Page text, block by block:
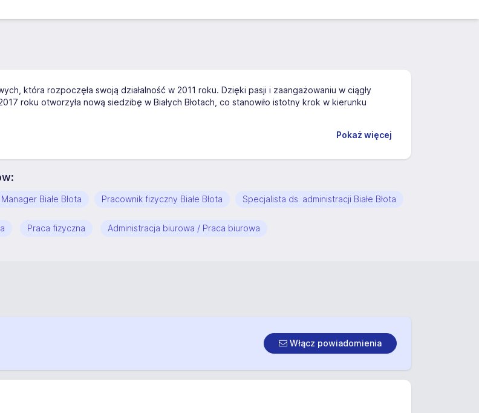
która rozpoczęła swoją działalność w 2011 roku. Dzięki pasji i zaangażowaniu w ciągły
roku otworzyła nową siedzibę w Białych Błotach, co stanowiło istotny krok w kierunku
Pokaż więcej
Białe Błota Pracownik fizyczny Białe Błota Specjalista ds. administracji Białe Błota
Praca fizyczna Administracja biurowa / Praca biurowa
Włącz powiadomienia